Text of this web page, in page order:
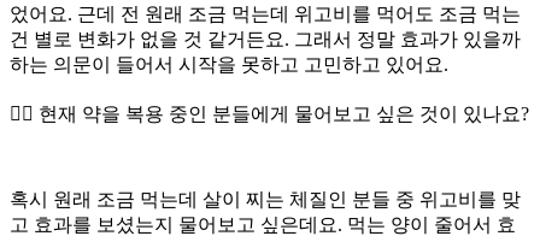
었어요. 근데 전 원래 조금 먹는데 위고비를 먹어도 조금 먹는
건 별로 변화가 없을 것 같거든요. 그래서 정말 효과가 있을까
하는 의문이 들어서 시작을 못하고 고민하고 있어요.
👉🏻 현재 약을 복용 중인 분들에게 물어보고 싶은 것이 있나요?
혹시 원래 조금 먹는데 살이 찌는 체질인 분들 중 위고비를 맞
고 효과를 보셨는지 물어보고 싶은데요. 먹는 양이 줄어서 효